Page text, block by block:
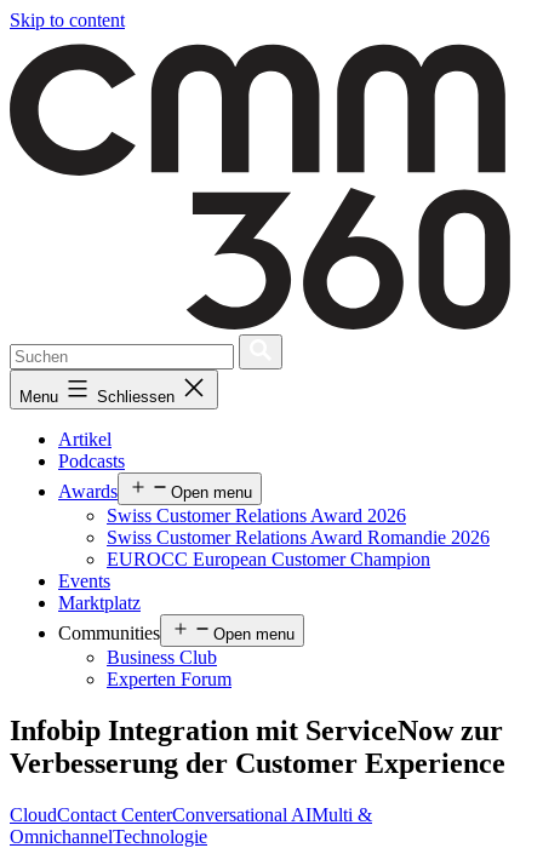
Skip to content
Menu Schliessen
Artikel
Podcasts
Awards
Open menu
Swiss Customer Relations Award 2026
Swiss Customer Relations Award Romandie 2026
EUROCC European Customer Champion
Events
Marktplatz
Communities
Open menu
Business Club
Experten Forum
Infobip Integration mit ServiceNow zur
Verbesserung der Customer Experience
CloudContact CenterConversational AIMulti &
OmnichannelTechnologie